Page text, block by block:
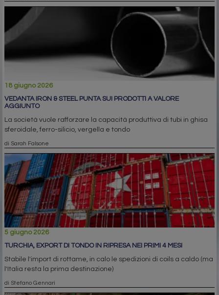
18 giugno 2026
VEDANTA IRON & STEEL PUNTA SUI PRODOTTI A VALORE
AGGIUNTO
La società vuole rafforzare la capacità produttiva di tubi in ghisa
sferoidale, ferro-silicio, vergella e tondo
di Sarah Falsone
5 giugno 2026
TURCHIA, EXPORT DI TONDO IN RIPRESA NEI PRIMI 4 MESI
Stabile l'import di rottame, in calo le spedizioni di coils a caldo (ma
l'Italia resta la prima destinazione)
di Stefano Gennari